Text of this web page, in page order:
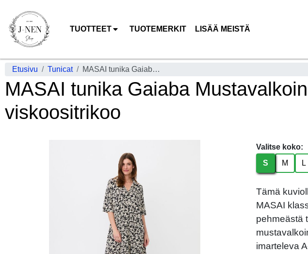
TUOTTEET TUOTEMERKIT LISÄÄ MEISTÄ
Etusivu Tunicat MASAI tunika Gaiaba Mustavalkoinen kukkakuosi pehmeä viskoositrikoo
MASAI tunika Gaiaba
viskoositrikoo
Valitse koko:
S
M L
Tämä
MASAI
pehmeästä
imarteleva